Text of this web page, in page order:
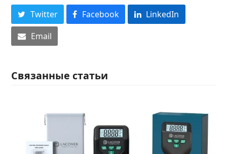
Twitter Facebook
LinkedIn
Email
Связанные статьи